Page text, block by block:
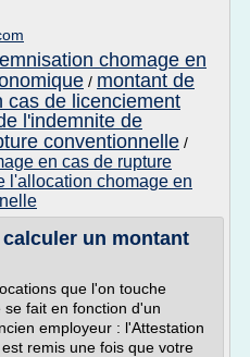
chomage en
/ montant de
cas de licenciement
l'indemnite de
conventionnelle /
en cas de rupture
l'allocation chomage en
un montant
que l'on touche
fait en fonction d'un
employeur : l'Attestation
remis une fois que votre